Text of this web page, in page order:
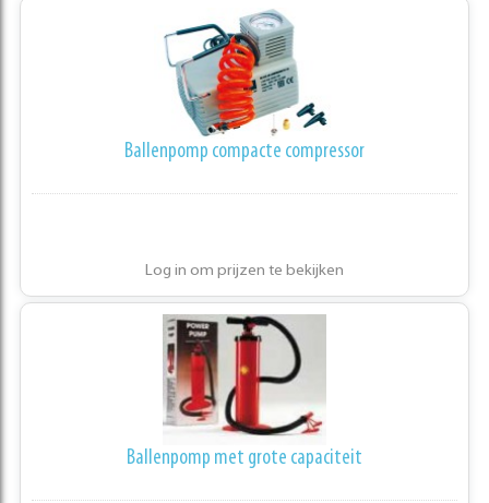
Ballenpomp compacte compressor
Log in om prijzen te bekijken
Ballenpomp met grote capaciteit